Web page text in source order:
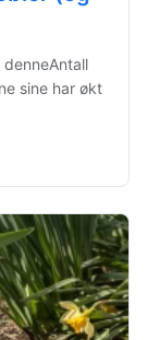
sine har økt